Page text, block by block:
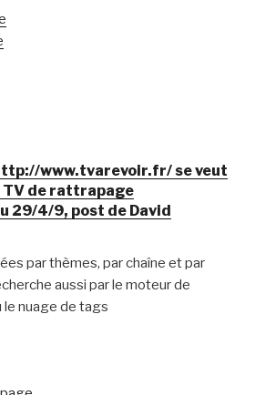
www.tvarevoir.fr/ se veut
TV de rattrapage
29/4/9, post de David
par thèmes, par chaîne et par
aussi par le moteur de
le nuage de tags